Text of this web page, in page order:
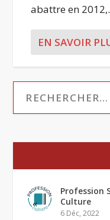
abattre en
EN SAVOIR
Profession
Culture
6 Déc, 2022